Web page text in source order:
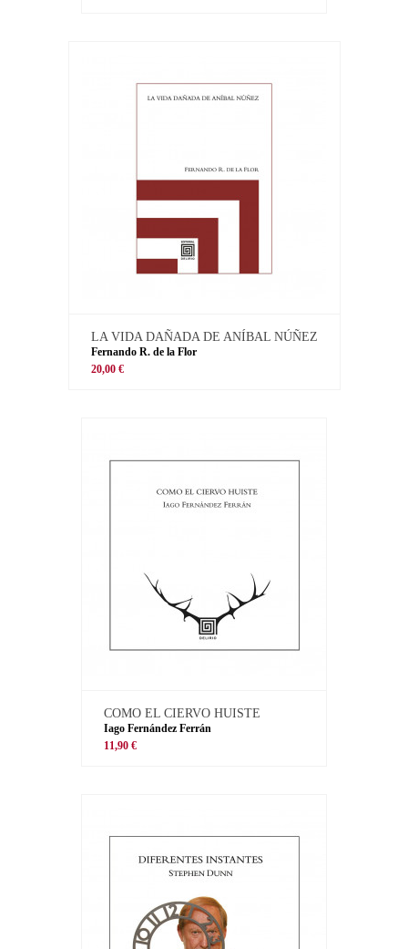
LA VIDA DAÑADA DE ANÍBAL NÚÑEZ
Fernando R. de la Flor
20,00 €
COMO EL CIERVO HUISTE
Iago Fernández Ferrán
11,90 €